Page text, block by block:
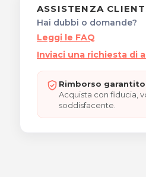
ASSISTENZA
Hai dubbi o domande?
Leggi le FAQ
Inviaci una richiesta di
Rimborso
Acquista con fiducia,
soddisfacente.